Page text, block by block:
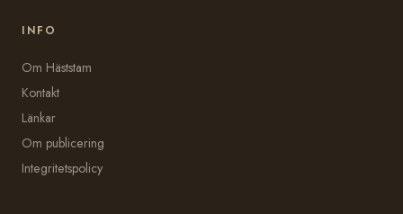
INFO
Om Häststam
Kontakt
Länkar
Om publicering
Integritetspolicy